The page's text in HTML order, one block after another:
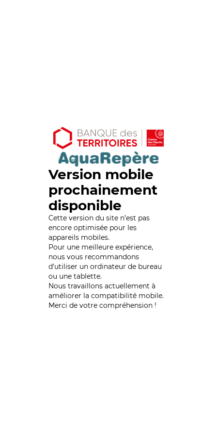
Version mobile
prochainement
disponible
Cette version du site n’est pas
encore optimisée pour les
appareils mobiles.
Pour une meilleure expérience,
nous vous recommandons
d'utiliser un ordinateur de bureau
ou une tablette.
Nous travaillons actuellement à
améliorer la compatibilité mobile.
Merci de votre compréhension !